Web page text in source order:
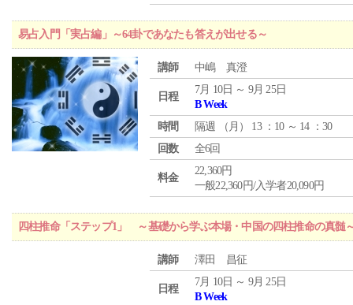
易占入門「実占編」～64卦であなたも答えが出せる～
講師 中嶋 真澄
日程
7月 10日 ～ 9月 25日
B Week
時間
隔週 （ 月 ） 13 ：10 ～ 14 ：30
回数
全6回
料金
22,360円
一般22,360円/入学者20,090円
四柱推命「ステップ1」 ～基礎から学ぶ本場・中国の四柱推命の真髄
講師 澤田 昌征
日程
7月 10日 ～ 9月 25日
B Week